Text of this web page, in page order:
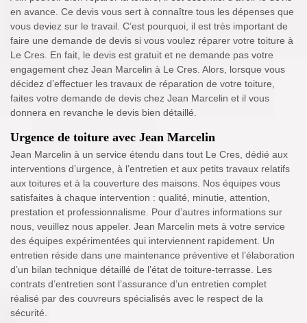
en avance. Ce devis vous sert à connaître tous les dépenses que
vous deviez sur le travail. C’est pourquoi, il est très important de
faire une demande de devis si vous voulez réparer votre toiture à
Le Cres. En fait, le devis est gratuit et ne demande pas votre
engagement chez Jean Marcelin à Le Cres. Alors, lorsque vous
décidez d’effectuer les travaux de réparation de votre toiture,
faites votre demande de devis chez Jean Marcelin et il vous
donnera en revanche le devis bien détaillé.
Urgence de toiture avec Jean Marcelin
Jean Marcelin à un service étendu dans tout Le Cres, dédié aux
interventions d’urgence, à l’entretien et aux petits travaux relatifs
aux toitures et à la couverture des maisons. Nos équipes vous
satisfaites à chaque intervention : qualité, minutie, attention,
prestation et professionnalisme. Pour d’autres informations sur
nous, veuillez nous appeler. Jean Marcelin mets à votre service
des équipes expérimentées qui interviennent rapidement. Un
entretien réside dans une maintenance préventive et l’élaboration
d’un bilan technique détaillé de l’état de toiture-terrasse. Les
contrats d’entretien sont l’assurance d’un entretien complet
réalisé par des couvreurs spécialisés avec le respect de la
sécurité.